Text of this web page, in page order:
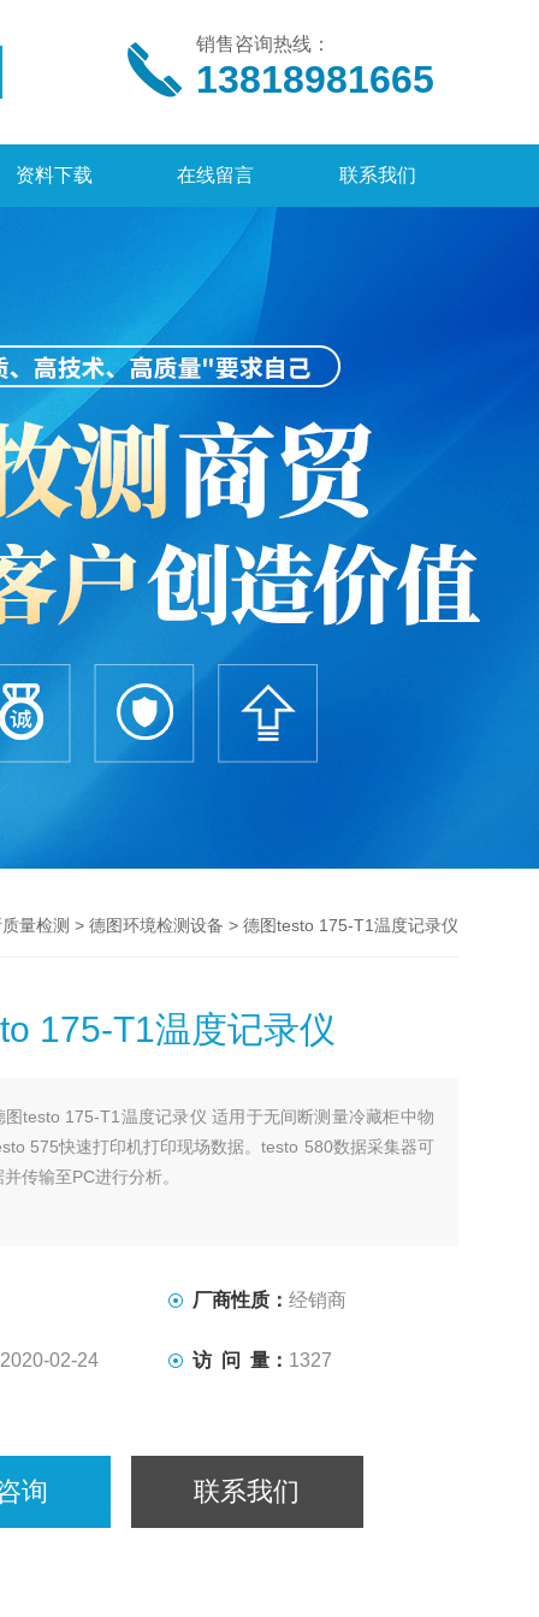
销售咨询热线：
13818981665
资料下载 在线留言 联系我们
量检测 > 德图环境检测设备 > 德图testo 175-T1温度记录仪
175-T1温度记录仪
图testo 175-T1温度记录仪 适用于无间断测量冷藏柜中物
575快速打印机打印现场数据。testo 580数据采集器可
传输至PC进行分析。
厂商性质：经销商
2020-02-24 访 问 量： 1327
询 联系我们